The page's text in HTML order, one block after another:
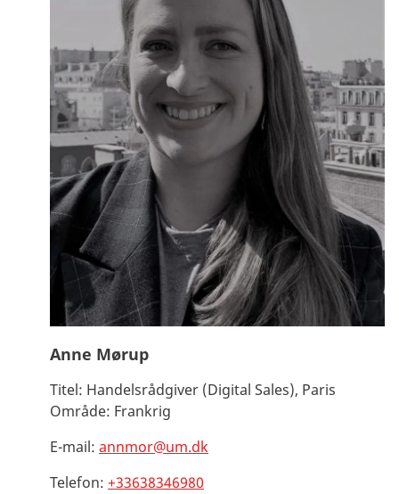
Anne Mørup
Titel: Handelsrådgiver (Digital Sales), Paris
Område: Frankrig
E-mail: annmor@um.dk
Telefon: +33638346980